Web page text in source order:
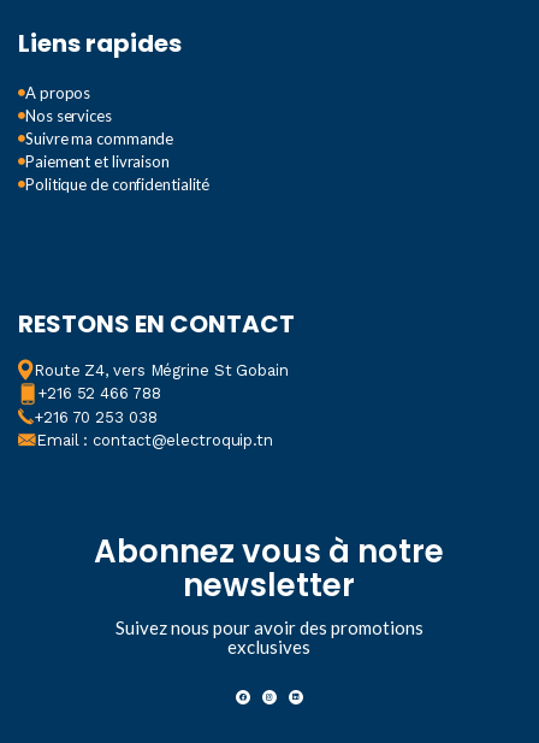
Liens rapides
A propos
Nos services
Suivre ma commande
Paiement et livraison
Politique de confidentialité
RESTONS EN CONTACT
Route Z4, vers Mégrine St Gobain
+216 52 466 788
+216 70 253 038
Email : contact@electroquip.tn
Abonnez vous à notre
newsletter
Suivez nous pour avoir des promotions
exclusives